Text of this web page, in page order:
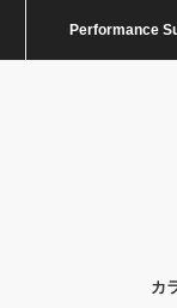
Performance
カ